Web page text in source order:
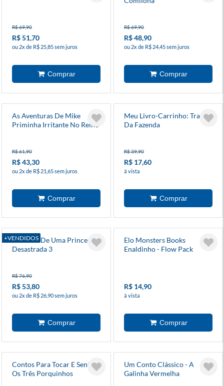
R$ 69,90
R$ 51,70
ou 2x de R$ 25,85 sem juros
R$ 69,90
R$ 48,90
ou 2x de R$ 24,45 sem juros
As Aventuras De Mike
Priminha Irritante No Reino
R$ 61,90
R$ 43,30
ou 2x de R$ 21,65 sem juros
Meu Livro-Carrinho: Trator
Da Fazenda
R$ 39,90
R$ 17,60
à vista
+VENDIDOS
O Diário De Uma Princesa
Desastrada 3
R$ 76,90
R$ 53,80
ou 2x de R$ 26,90 sem juros
Elo Monsters Books
Enaldinho - Flow Pack
R$ 14,90
à vista
Contos Para Tocar E Sentir:
Os Três Porquinhos
Um Conto Clássico - A
Galinha Vermelha